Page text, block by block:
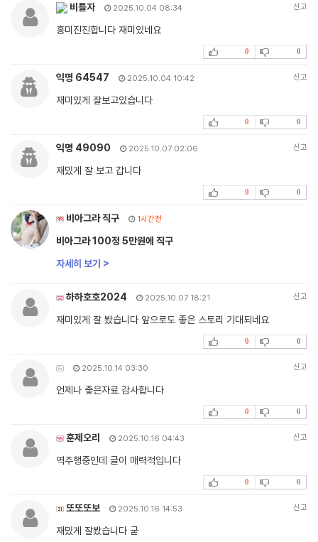
비틀자 2025.10.04 08:34 신고
흥미진진합니다 재미있네요
0 0
익명 64547 2025.10.04 10:42 신고
재미있게 잘보고있습니다
0 0
익명 49090 2025.10.07 02:06 신고
재밌게 잘 보고 갑니다
0 0
비아그라 직구 1시간전
비아그라 100정 5만원에 직구
자세히 보기 >
하하호호2024 2025.10.07 18:21 신고
재미있게 잘 봤습니다 앞으로도 좋은 스토리 기대되네요
0 0
2025.10.14 03:30 신고
언제나 좋은자료 감사합니다
0 0
훈제오리 2025.10.16 04:43 신고
역주행중인데 글이 매력적입니다
0 0
또또또보 2025.10.16 14:53 신고
재밌게 잘봤습니다 굳